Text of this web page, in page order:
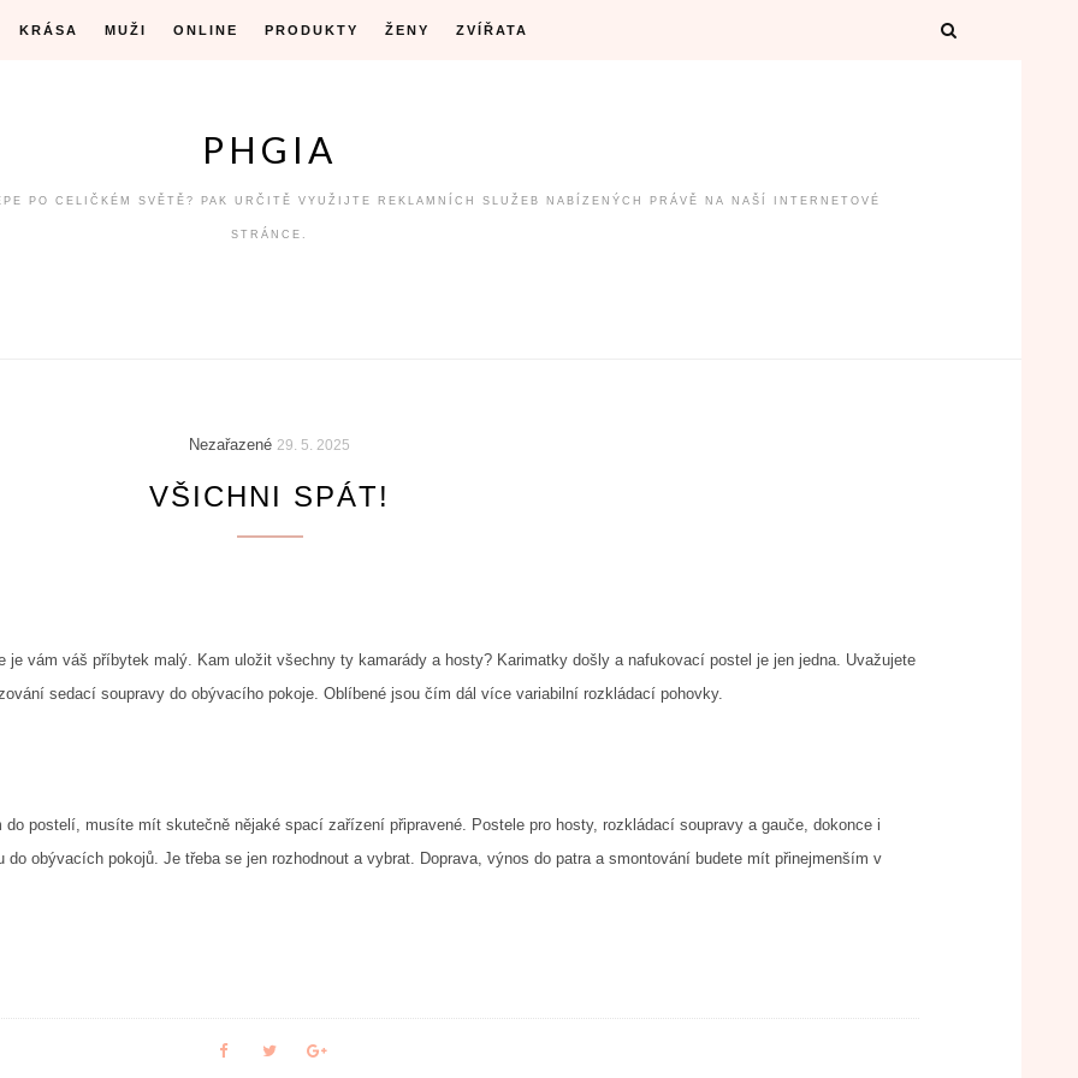
KRÁSA MUŽI ONLINE PRODUKTY ŽENY ZVÍŘATA
PHGIA
PO CELIČKÉM SVĚTĚ? PAK URČITĚ VYUŽIJTE REKLAMNÍCH SLUŽEB NABÍZENÝCH PRÁVĚ NA NAŠÍ INTERNETOVÉ
STRÁNCE.
Nezařazené 29. 5. 2025
VŠICHNI SPÁT!
je vám váš příbytek malý. Kam uložit všechny ty kamarády a hosty? Karimatky došly a nafukovací postel je jen jedna. Uvažujete
sedací soupravy do obývacího pokoje. Oblíbené jsou čím dál více variabilní rozkládací pohovky.
postelí, musíte mít skutečně nějaké spací zařízení připravené. Postele pro hosty, rozkládací soupravy a gauče, dokonce i
obývacích pokojů. Je třeba se jen rozhodnout a vybrat. Doprava, výnos do patra a smontování budete mít přinejmenším v